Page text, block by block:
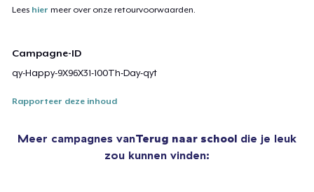
Lees hier meer over onze retourvoorwaarden.
Campagne-ID
qy-Happy-9X96X31-100Th-Day-qyt
Rapporteer deze inhoud
Meer campagnes vanTerug naar school die je leuk
zou kunnen vinden: